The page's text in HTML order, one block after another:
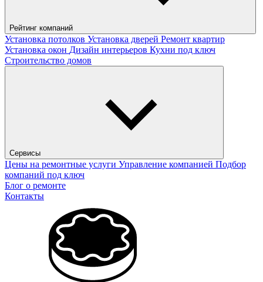
Рейтинг компаний
Установка потолков Установка дверей Ремонт квартир
Установка окон Дизайн интерьеров Кухни под ключ
Строительство домов
Сервисы
Цены на ремонтные услуги Управление компанией Подбор
компаний под ключ
Блог о ремонте
Контакты